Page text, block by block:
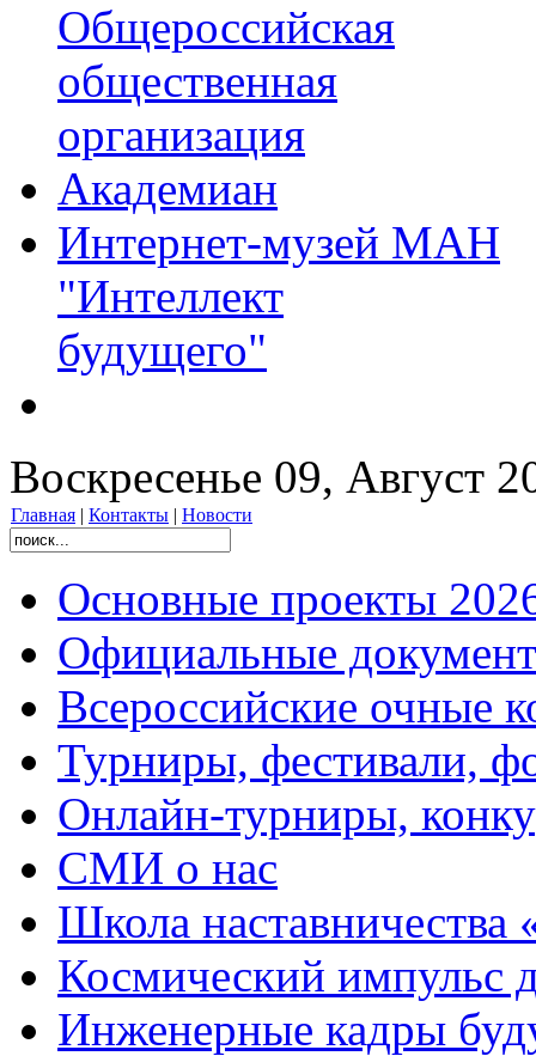
Общероссийская
общественная
организация
Академиан
Интернет-музей МАН
"Интеллект
будущего"
Воскресенье 09, Август
Главная | Контакты | Новости
Основные проекты
Официальные
Всероссийские очные
Турниры, фестивали,
Онлайн-турниры,
СМИ о нас
Школа
Космический импульс
Инженерные кадры